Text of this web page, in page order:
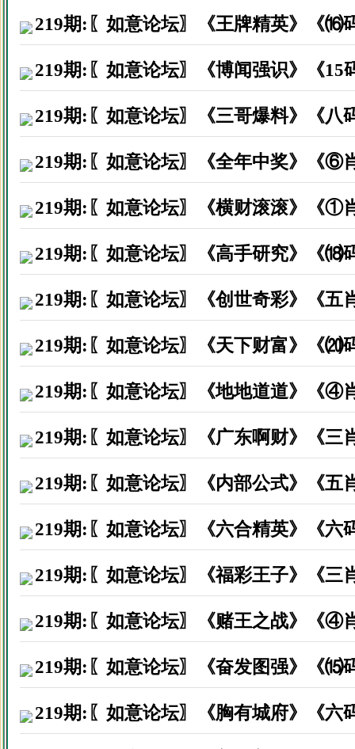
福建莆田市颜先生因打赏资料
佛山南海区区永生因打赏资料
广东茂名市钟先生因打赏资料
中山南头镇黄先生因打赏资料
广州番禺区陈先生因打赏资料
北京朝阳区闵先生因打赏资料
广西灵山市刘先生因打赏资料
广东汕头市郑先生因打赏资料
广东高州市马小姐因打赏资料
广西百色市刘先生因打赏资料
广州萝岗区陈先生因打赏资料
广西贺州市梁先生因打赏资料
浙江宁海市秦先生因打赏资料
广西百色市陈先生因打赏资料
广东汕头市郑先生因打赏资料
广东罗定市容先生因打赏资料
广东江门市吴先生因打赏资料
深圳宝安区刘先生因打赏资料
湖南娄底市李小姐因打赏资料
广西桂平市朱先生因打赏资料
福建漳浦县陈先生因打赏资料
219期:〖如意论坛〗《王牌精英》《⒃
219期:〖如意论坛〗《博闻强识》《15
219期:〖如意论坛〗《三哥爆料》《八
219期:〖如意论坛〗《全年中奖》《⑥
219期:〖如意论坛〗《横财滚滚》《①
219期:〖如意论坛〗《高手研究》《⒅
219期:〖如意论坛〗《创世奇彩》《五
219期:〖如意论坛〗《天下财富》《⒇
219期:〖如意论坛〗《地地道道》《④
219期:〖如意论坛〗《广东啊财》《三
219期:〖如意论坛〗《内部公式》《五
219期:〖如意论坛〗《六合精英》《六
219期:〖如意论坛〗《福彩王子》《三
219期:〖如意论坛〗《赌王之战》《④
219期:〖如意论坛〗《奋发图强》《⒂
219期:〖如意论坛〗《胸有城府》《六